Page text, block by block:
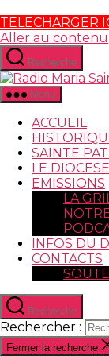
TELECHARGER
Aller au contenu
Recherche
Menu
ACCUEIL
SAINTE
LE
EMISSIONS
LA
INFOS DU
CONTACTS
Recherche
Rechercher :
Fermer la recherche